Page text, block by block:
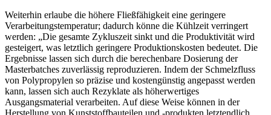
Weiterhin erlaube die höhere Fließfähigkeit eine geringere
Verarbeitungstemperatur; dadurch könne die Kühlzeit verringert
werden: „Die gesamte Zykluszeit sinkt und die Produktivität wird
gesteigert, was letztlich geringere Produktionskosten bedeutet. Die
Ergebnisse lassen sich durch die berechenbare Dosierung der
Masterbatches zuverlässig reproduzieren. Indem der Schmelzfluss
von Polypropylen so präzise und kostengünstig angepasst werden
kann, lassen sich auch Rezyklate als höherwertiges
Ausgangsmaterial verarbeiten. Auf diese Weise können in der
Herstellung von Kunststoffbauteilen und -produkten letztendlich